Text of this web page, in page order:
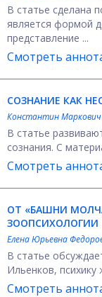
В статье сделана
является формой
представление ...
Смотреть
СОЗНАНИЕ КАК
Константин
В статье
сознания. С
Смотреть
ОТ «БАШНИ
ЗООПСИХОЛОГИИ
Елена Юрьевна
В статье
Ильенков,
Смотреть